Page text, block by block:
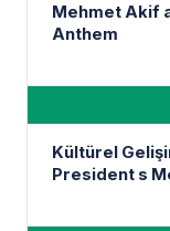
Mehmet Akif
Anthem
Kültürel
President s